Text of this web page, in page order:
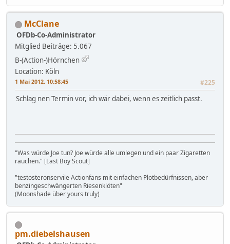
McClane
OFDb-Co-Administrator
Mitglied Beiträge: 5.067
B-(Action-)Hörnchen
Location: Köln
1 Mai 2012, 10:58:45 #225
Schlag nen Termin vor, ich wär dabei, wenn es zeitlich passt.
"Was würde Joe tun? Joe würde alle umlegen und ein paar Zigaretten
rauchen." [Last Boy Scout]
"testosteronservile Actionfans mit einfachen Plotbedürfnissen, aber
benzingeschwängerten Riesenklöten"
(Moonshade über yours truly)
pm.diebelshausen